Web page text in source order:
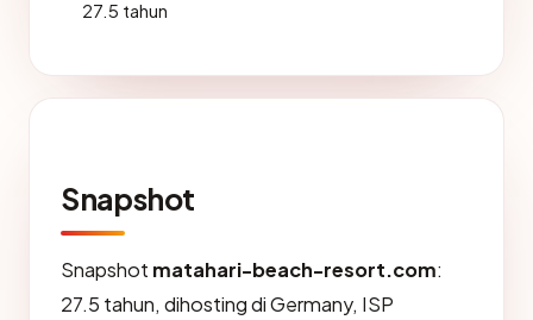
27.5 tahun
Snapshot
Snapshot matahari-beach-resort.com:
27.5 tahun, dihosting di Germany, ISP